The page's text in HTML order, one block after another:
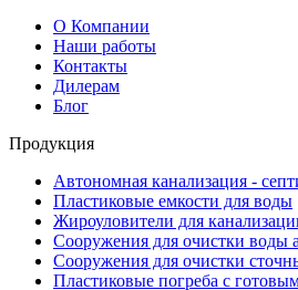
О Компании
Наши работы
Контакты
Дилерам
Блог
Продукция
Автономная канализация -
Пластиковые емкости для воды
Жироуловители для
Сооружения для очистки воды
Сооружения для очистки
Пластиковые погреба с